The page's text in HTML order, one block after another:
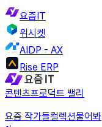
요즘IT
위시켓
AIDP - AX
Rise ERP
콘텐츠프로덕트 밸리
요즘 작가들컬렉션물어봐